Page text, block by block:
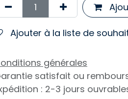
Ajouter à la liste de
générales
satisfait ou
: 2-3 jours